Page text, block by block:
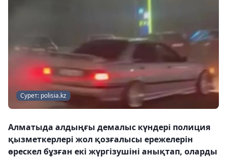
Сурет: polisia.kz
Алматыда алдыңғы демалыс күндері полиция
қызметкерлері жол қозғалысы ережелерін
өрескел бұзған екі жүргізушіні анықтап, оларды